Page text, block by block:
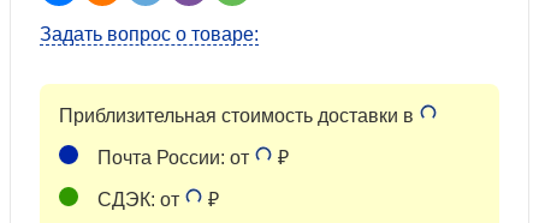
Задать вопрос о товаре:
Приблизительная стоимость доставки в
Почта России: от ₽
СДЭК: от ₽